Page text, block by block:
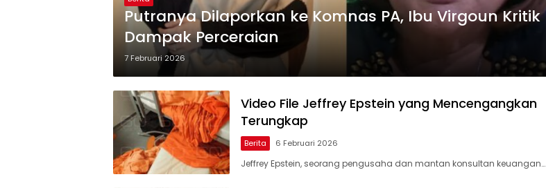
Putranya Dilaporkan ke Komnas PA, Ibu Virgoun Kritik
Dampak Perceraian
7 Februari 2026
Video File Jeffrey Epstein yang Mencengangkan
Terungkap
Berita 6 Februari 2026
Jeffrey Epstein, seorang pengusaha dan mantan konsultan keuangan…